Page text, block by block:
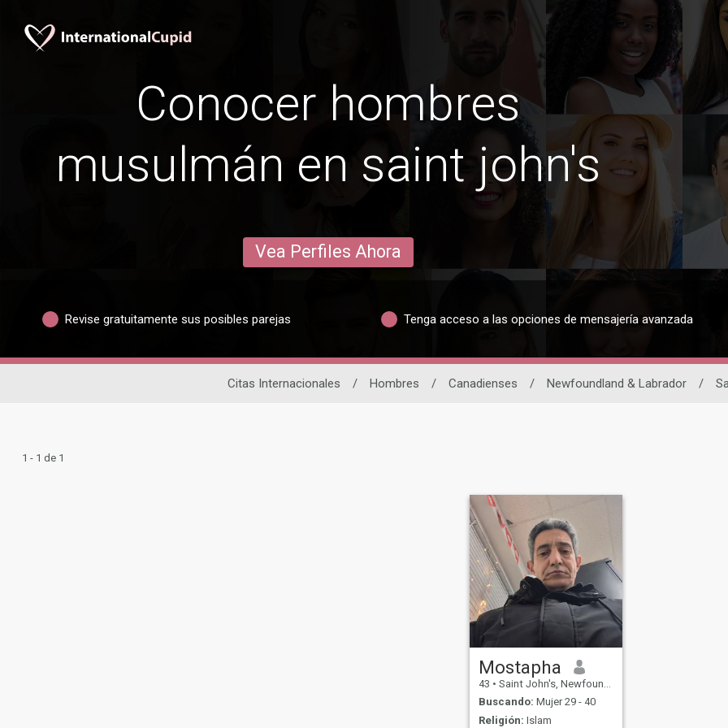
Conocer hombres
musulmán en saint john's
Vea Perfiles Ahora
Revise gratuitamente sus posibles parejas Tenga acceso a las opciones de mensajería avanzada
Citas Internacionales / Hombres / Canadienses / Newfoundland & Labrador /
1 - 1 de 1
Mostapha
43 • Saint John's, Newfoundland & Labrador, Canadá
Buscando: Mujer 29 - 40
Religión: Islam